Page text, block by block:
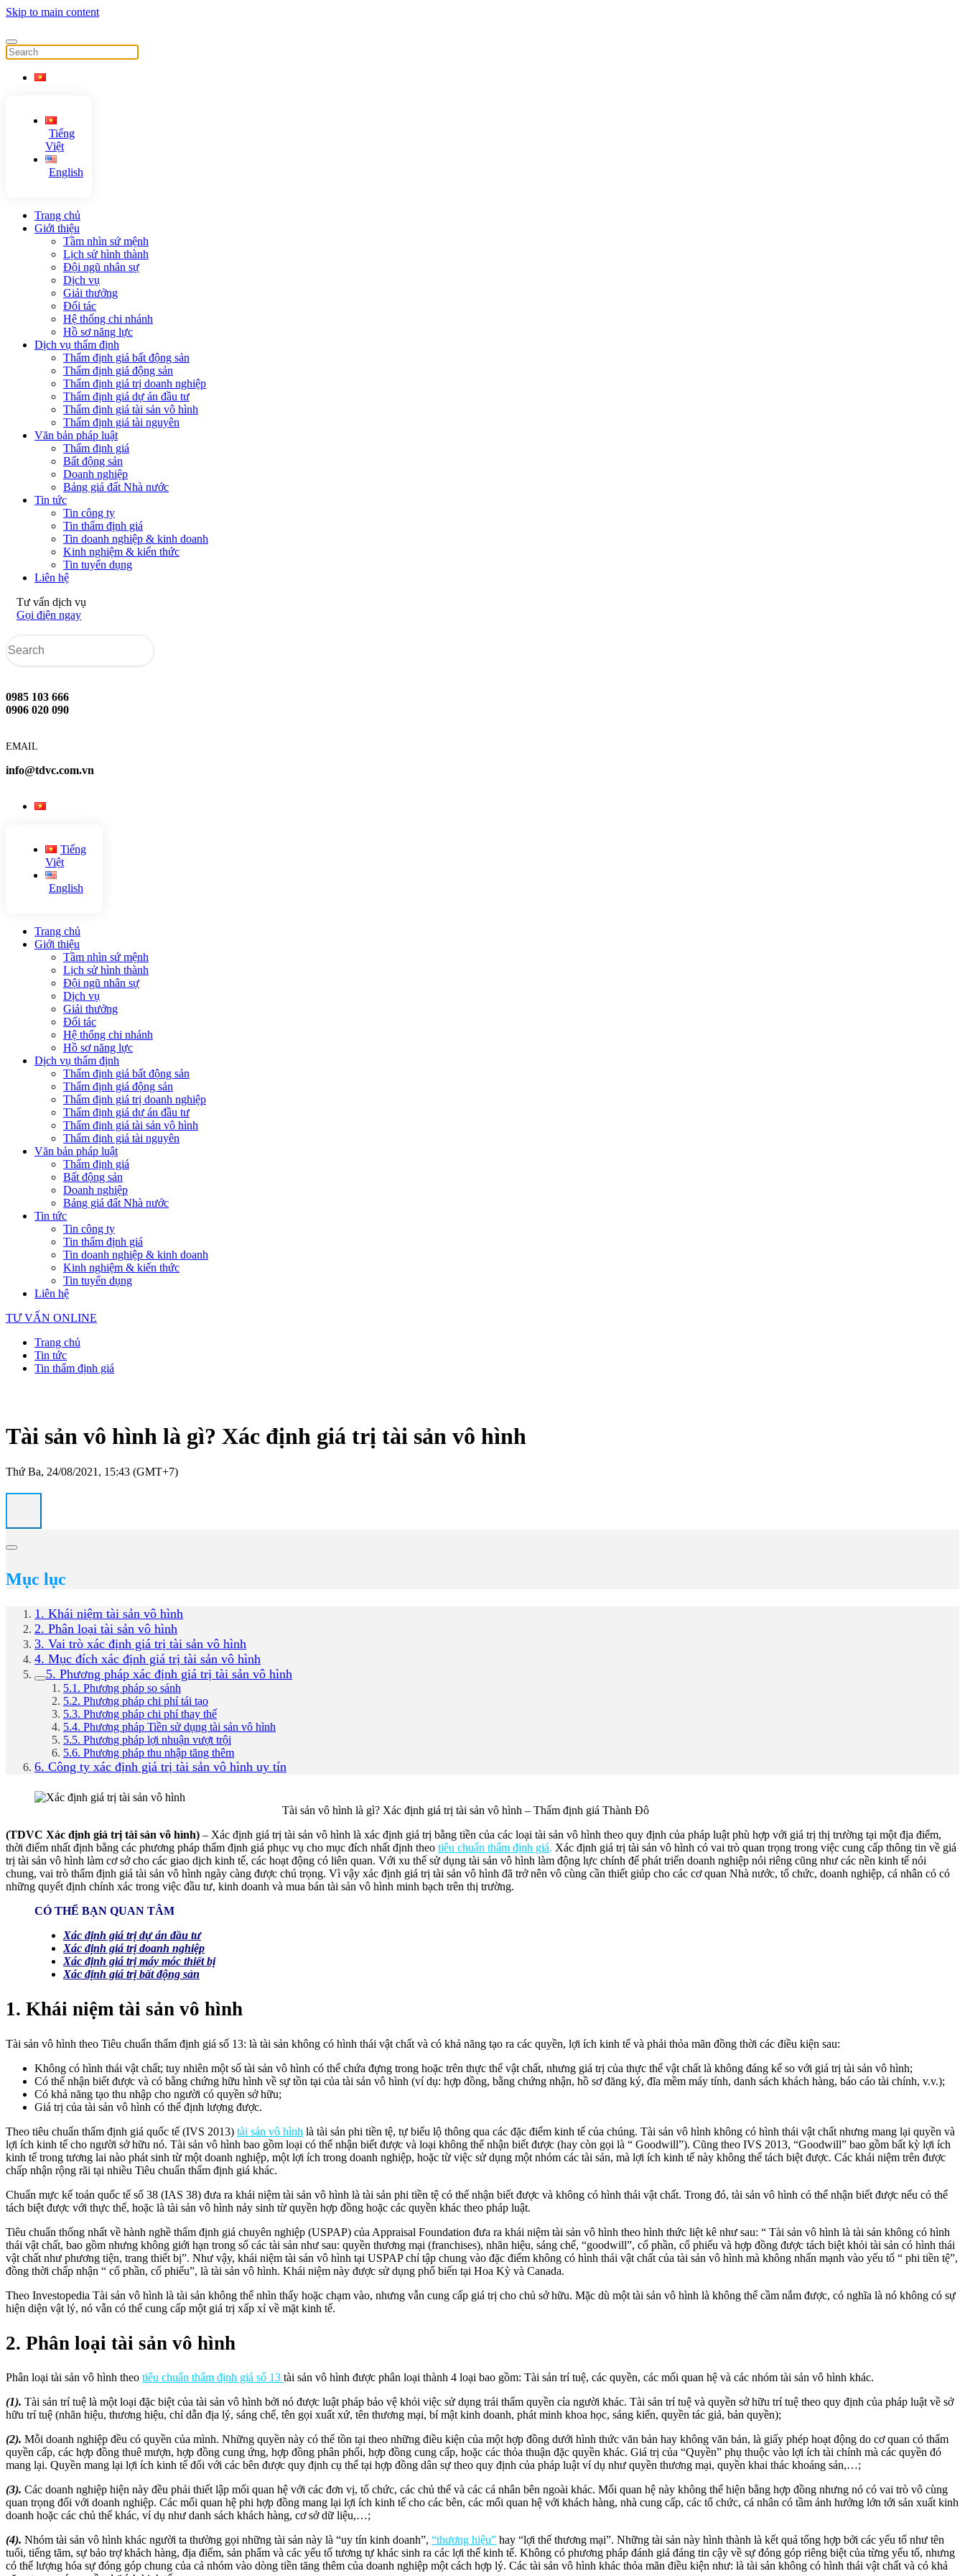
Skip to main content
Tiếng
Việt
English
Trang chủ
Giới thiệu
Tầm nhìn sứ mệnh
Lịch sử hình thành
Đội ngũ nhân sự
Dịch vụ
Giải thưởng
Đối tác
Hệ thống chi nhánh
Hồ sơ năng lực
Dịch vụ thẩm định
Thẩm định giá bất động sản
Thẩm định giá động sản
Thẩm định giá trị doanh nghiệp
Thẩm định giá dự án đầu tư
Thẩm định giá tài sản vô hình
Thẩm định giá tài nguyên
Văn bản pháp luật
Thẩm định giá
Bất động sản
Doanh nghiệp
Bảng giá đất Nhà nước
Tin tức
Tin công ty
Tin thẩm định giá
Tin doanh nghiệp & kinh doanh
Kinh nghiệm & kiến thức
Tin tuyển dụng
Liên hệ
Tư vấn dịch vụ
Gọi điện ngay
0985 103 666
0906 020 090
EMAIL
info@tdvc.com.vn
Tiếng
Việt
English
Trang chủ
Giới thiệu
Tầm nhìn sứ mệnh
Lịch sử hình thành
Đội ngũ nhân sự
Dịch vụ
Giải thưởng
Đối tác
Hệ thống chi nhánh
Hồ sơ năng lực
Dịch vụ thẩm định
Thẩm định giá bất động sản
Thẩm định giá động sản
Thẩm định giá trị doanh nghiệp
Thẩm định giá dự án đầu tư
Thẩm định giá tài sản vô hình
Thẩm định giá tài nguyên
Văn bản pháp luật
Thẩm định giá
Bất động sản
Doanh nghiệp
Bảng giá đất Nhà nước
Tin tức
Tin công ty
Tin thẩm định giá
Tin doanh nghiệp & kinh doanh
Kinh nghiệm & kiến thức
Tin tuyển dụng
Liên hệ
TƯ VẤN ONLINE
Trang chủ
Tin tức
Tin thẩm định giá
Tài sản vô hình là gì? Xác định giá trị tài sản vô hình
Thứ Ba, 24/08/2021, 15:43 (GMT+7)
Mục lục
1. Khái niệm tài sản vô hình
2. Phân loại tài sản vô hình
3. Vai trò xác định giá trị tài sản vô hình
4. Mục đích xác định giá trị tài sản vô hình
5. Phương pháp xác định giá trị tài sản vô hình
5.1. Phương pháp so sánh
5.2. Phương pháp chi phí tái tạo
5.3. Phương pháp chi phí thay thế
5.4. Phương pháp Tiền sử dụng tài sản vô hình
5.5. Phương pháp lợi nhuận vượt trội
5.6. Phương pháp thu nhập tăng thêm
6. Công ty xác định giá trị tài sản vô hình uy tín
Tài sản vô hình là gì? Xác định giá trị tài sản vô hình – Thẩm định giá Thành Đô
(TDVC Xác định giá trị tài sản vô hình) – Xác định giá trị tài sản vô hình là xác định giá trị bằng tiền của các loại tài sản vô hình theo quy định của pháp luật phù hợp với giá trị thị trường tại một địa điểm,
thời điểm nhất định bằng các phương pháp thẩm định giá phục vụ cho mục đích nhất định theo tiêu chuẩn thẩm định giá. Xác định giá trị tài sản vô hình có vai trò quan trọng trong việc cung cấp thông tin về giá
trị tài sản vô hình làm cơ sở cho các giao dịch kinh tế, các hoạt động có liên quan. Với xu thế sử dụng tài sản vô hình làm động lực chính để phát triển doanh nghiệp nói riêng cũng như các nền kinh tế nói
chung, vai trò thẩm định giá tài sản vô hình ngày càng được chú trọng. Vì vậy xác định giá trị tài sản vô hình đã trở nên vô cùng cần thiết giúp cho các cơ quan Nhà nước, tổ chức, doanh nghiệp, cá nhân có có
những quyết định chính xác trong việc đầu tư, kinh doanh và mua bán tài sản vô hình minh bạch trên thị trường.
CÓ THỂ BẠN QUAN TÂM
Xác định giá trị dự án đầu tư
Xác định giá trị doanh nghiệp
Xác định giá trị máy móc thiết bị
Xác định giá trị bất động sản
1. Khái niệm tài sản vô hình
Tài sản vô hình theo Tiêu chuẩn thẩm định giá số 13: là tài sản không có hình thái vật chất và có khả năng tạo ra các quyền, lợi ích kinh tế và phải thỏa mãn đồng thời các điều kiện sau:
Không có hình thái vật chất; tuy nhiên một số tài sản vô hình có thể chứa đựng trong hoặc trên thực thể vật chất, nhưng giá trị của thực thể vật chất là không đáng kể so với giá trị tài sản vô hình;
Có thể nhận biết được và có bằng chứng hữu hình về sự tồn tại của tài sản vô hình (ví dụ: hợp đồng, bằng chứng nhận, hồ sơ đăng ký, đĩa mềm máy tính, danh sách khách hàng, báo cáo tài chính, v.v.);
Có khả năng tạo thu nhập cho người có quyền sở hữu;
Giá trị của tài sản vô hình có thể định lượng được.
Theo tiêu chuẩn thẩm định giá quốc tế (IVS 2013) tài sản vô hình là tài sản phi tiền tệ, tự biểu lộ thông qua các đặc điểm kinh tế của chúng. Tài sản vô hình không có hình thái vật chất nhưng mang lại quyền và
lợi ích kinh tế cho người sở hữu nó. Tài sản vô hình bao gồm loại có thể nhận biết được và loại không thể nhận biết được (hay còn gọi là “ Goodwill”). Cũng theo IVS 2013, “Goodwill” bao gồm bất kỳ lợi ích
kinh tế trong tương lai nào phát sinh từ một doanh nghiệp, một lợi ích trong doanh nghiệp, hoặc từ việc sử dụng một nhóm các tài sản, mà lợi ích kinh tế này không thể tách biệt được. Các khái niệm trên được
chấp nhận rộng rãi tại nhiều Tiêu chuẩn thẩm định giá khác.
Chuẩn mực kế toán quốc tế số 38 (IAS 38) đưa ra khái niệm tài sản vô hình là tài sản phi tiền tệ có thể nhận biết được và không có hình thái vật chất. Trong đó, tài sản vô hình có thể nhận biết được nếu có thể
tách biệt được với thực thể, hoặc là tài sản vô hình nảy sinh từ quyền hợp đồng hoặc các quyền khác theo pháp luật.
Tiêu chuẩn thống nhất về hành nghề thẩm định giá chuyên nghiệp (USPAP) của Appraisal Foundation đưa ra khái niệm tài sản vô hình theo hình thức liệt kê như sau: “ Tài sản vô hình là tài sản không có hình
thái vật chất, bao gồm nhưng không giới hạn trong số các tài sản như sau: quyền thương mại (franchises), nhãn hiệu, sáng chế, “goodwill”, cổ phần, cổ phiếu và hợp đồng được tách biệt khỏi tài sản có hình thái
vật chất như phương tiện, trang thiết bị”. Như vậy, khái niệm tài sản vô hình tại USPAP chỉ tập chung vào đặc điểm không có hình thái vật chất của tài sản vô hình mà không nhấn mạnh vào yếu tố “ phi tiền tệ”,
đồng thời chấp nhận “ cổ phần, cổ phiếu”, là tài sản vô hình. Khái niệm này được sử dụng phổ biến tại Hoa Kỳ và Canada.
Theo Investopedia Tài sản vô hình là tài sản không thể nhìn thấy hoặc chạm vào, nhưng vẫn cung cấp giá trị cho chủ sở hữu. Mặc dù một tài sản vô hình là không thể cầm nắm được, có nghĩa là nó không có sự
hiện diện vật lý, nó vẫn có thể cung cấp một giá trị xấp xỉ về mặt kinh tế.
2. Phân loại tài sản vô hình
Phân loại tài sản vô hình theo tiêu chuẩn thẩm định giá số 13 tài sản vô hình được phân loại thành 4 loại bao gồm: Tài sản trí tuệ, các quyền, các mối quan hệ và các nhóm tài sản vô hình khác.
(1). Tài sản trí tuệ là một loại đặc biệt của tài sản vô hình bởi nó được luật pháp bảo vệ khỏi việc sử dụng trái thẩm quyền cỉa người khác. Tài sản trí tuệ và quyền sở hữu trí tuệ theo quy định của pháp luật về sở
hữu trí tuệ (nhãn hiệu, thương hiệu, chỉ dẫn địa lý, sáng chế, tên gọi xuất xứ, tên thương mại, bí mật kinh doanh, phát minh khoa học, sáng kiến, quyền tác giả, bản quyền);
(2). Mỗi doanh nghiệp đều có quyền của mình. Những quyền này có thể tồn tại theo những điều kiện của một hợp đồng dưới hình thức văn bản hay không văn bản, là giấy phép hoạt động do cơ quan có thẩm
quyền cấp, các hợp đồng thuê mượn, hợp đồng cung ứng, hợp đồng phân phối, hợp đồng cung cấp, hoặc các thỏa thuận đặc quyền khác. Giá trị của “Quyền” phụ thuộc vào lợi ích tài chính mà các quyền đó
mang lại. Quyền mang lại lợi ích kinh tế đối với các bên được quy định cụ thể tại hợp đồng dân sự theo quy định của pháp luật ví dụ như quyền thương mại, quyền khai thác khoáng sản,…;
(3). Các doanh nghiệp hiện này đều phải thiết lập mối quan hệ với các đơn vị, tổ chức, các chủ thể và các cá nhân bên ngoài khác. Mối quan hệ này không thể hiện bằng hợp đồng nhưng nó có vai trò vô cùng
quan trọng đối với doanh nghiệp. Các mối quan hệ phi hợp đồng mang lại lợi ích kinh tế cho các bên, các mối quan hệ với khách hàng, nhà cung cấp, các tổ chức, cá nhân có tầm ảnh hưởng lớn tới sản xuất kinh
doanh hoặc các chủ thể khác, ví dụ như danh sách khách hàng, cơ sở dữ liệu,…;
(4). Nhóm tài sản vô hình khác người ta thường gọi những tài sản này là “uy tín kinh doanh”, “thương hiệu” hay “lợi thế thương mại”. Những tài sản này hình thành là kết quả tổng hợp bởi các yếu tố như tên
tuổi, tiếng tăm, sự bảo trợ khách hàng, địa điểm, sản phẩm và các yếu tố tương tự khác sinh ra các lợi thế kinh tế. Không có phương pháp đánh giá đáng tin cậy về sự đóng góp riêng biệt của từng yếu tố, nhưng
có thể lượng hóa sự đóng góp chung của cả nhóm vào dòng tiền tăng thêm của doanh nghiệp một cách hợp lý. Các tài sản vô hình khác thỏa mãn điều kiện như: là tài sản không có hình thái vật chất và có khả